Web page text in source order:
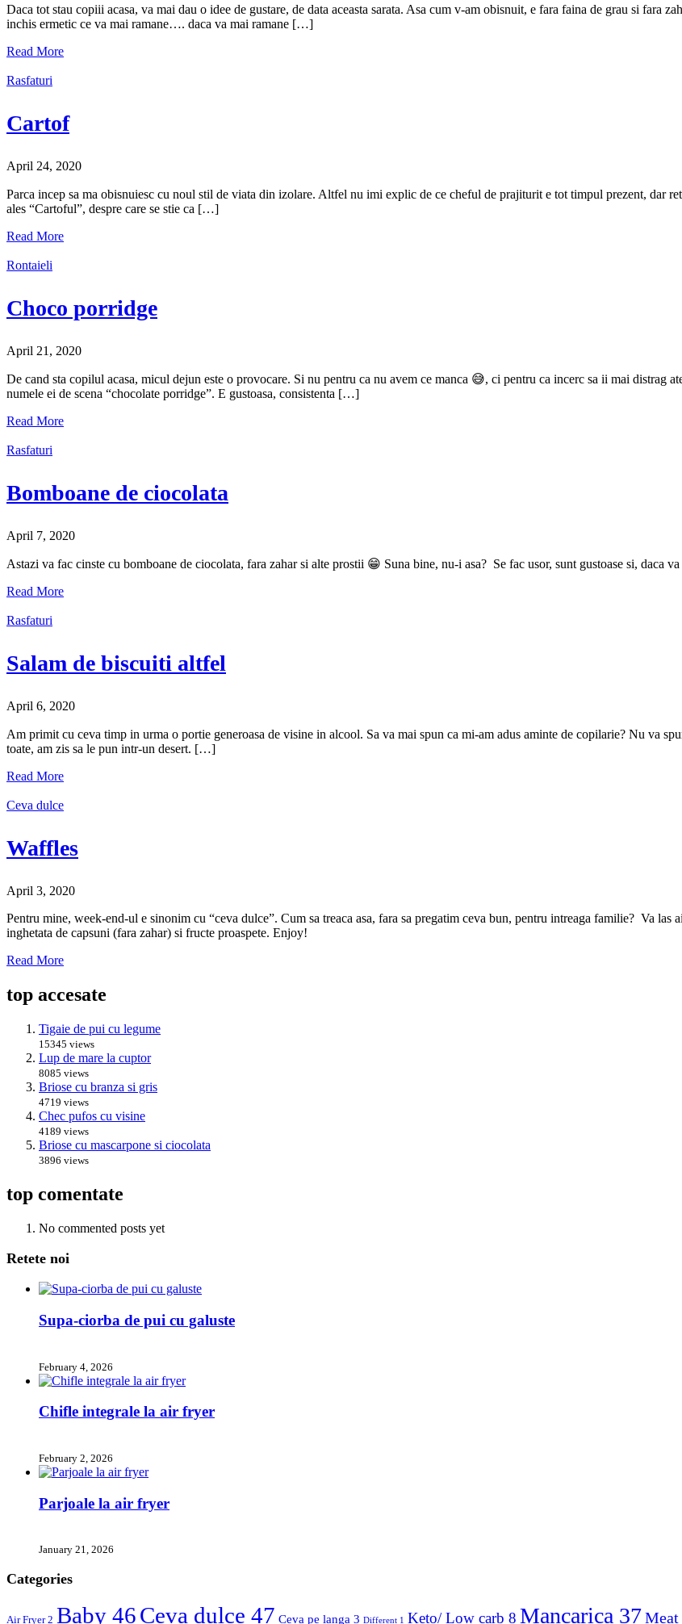
Daca tot stau copiii acasa, va mai dau o idee de gustare, de data aceasta sarata. Asa cum v-am obisnuit, e fara faina de grau si fara
inchis ermetic ce va mai ramane…. daca va mai ramane […]
Read More
Rasfaturi
Cartof
April 24, 2020
Parca incep sa ma obisnuiesc cu noul stil de viata din izolare. Altfel nu imi explic de ce cheful de prajiturit e tot timpul prezent, dar
ales “Cartoful”, despre care se stie ca […]
Read More
Rontaieli
Choco porridge
April 21, 2020
De cand sta copilul acasa, micul dejun este o provocare. Si nu pentru ca nu avem ce manca 😅, ci pentru ca incerc sa ii mai distrag
numele ei de scena “chocolate porridge”. E gustoasa, consistenta […]
Read More
Rasfaturi
Bomboane de ciocolata
April 7, 2020
Astazi va fac cinste cu bomboane de ciocolata, fara zahar si alte prostii 😁 Suna bine, nu-i asa? Se fac usor, sunt gustoase si, daca
Read More
Rasfaturi
Salam de biscuiti altfel
April 6, 2020
Am primit cu ceva timp in urma o portie generoasa de visine in alcool. Sa va mai spun ca mi-am adus aminte de copilarie? Nu va
toate, am zis sa le pun intr-un desert. […]
Read More
Ceva dulce
Waffles
April 3, 2020
Pentru mine, week-end-ul e sinonim cu “ceva dulce”. Cum sa treaca asa, fara sa pregatim ceva bun, pentru intreaga familie? Va
inghetata de capsuni (fara zahar) si fructe proaspete. Enjoy!
Read More
top accesate
Tigaie de pui cu legume
15345 views
Lup de mare la cuptor
8085 views
Briose cu branza si gris
4719 views
Chec pufos cu visine
4189 views
Briose cu mascarpone si ciocolata
3896 views
top comentate
No commented posts yet
Retete noi
Supa-ciorba de pui cu galuste
February 4, 2026
Chifle integrale la air fryer
February 2, 2026
Parjoale la air fryer
January 21, 2026
Categories
Air Fryer2 Baby 46Ceva dulce 47 Ceva pe langa 3 Different 1 Keto/ Low carb 8 Mancarica 37Meat